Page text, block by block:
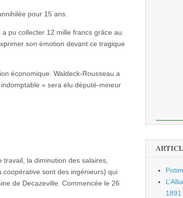
pour 15 ans.
pu collecter 12 mille francs grâce au
son émotion devant ce tragique
économique. Waldeck-Rousseau a
» sera élu député-mineur
la diminution des salaires,
coopérative sont des ingénieurs) qui
de Decazeville. Commencée le 26
1891